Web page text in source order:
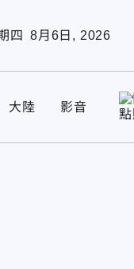
四 8月6日, 2026
大陸 影音